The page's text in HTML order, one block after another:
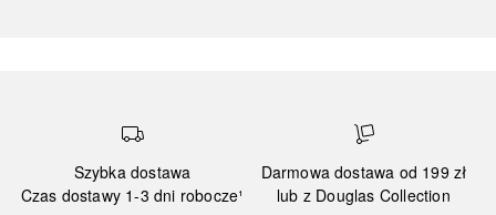
Szybka dostawa
Czas dostawy 1-3 dni robocze¹
Darmowa dostawa od 199 zł
lub z Douglas Collection